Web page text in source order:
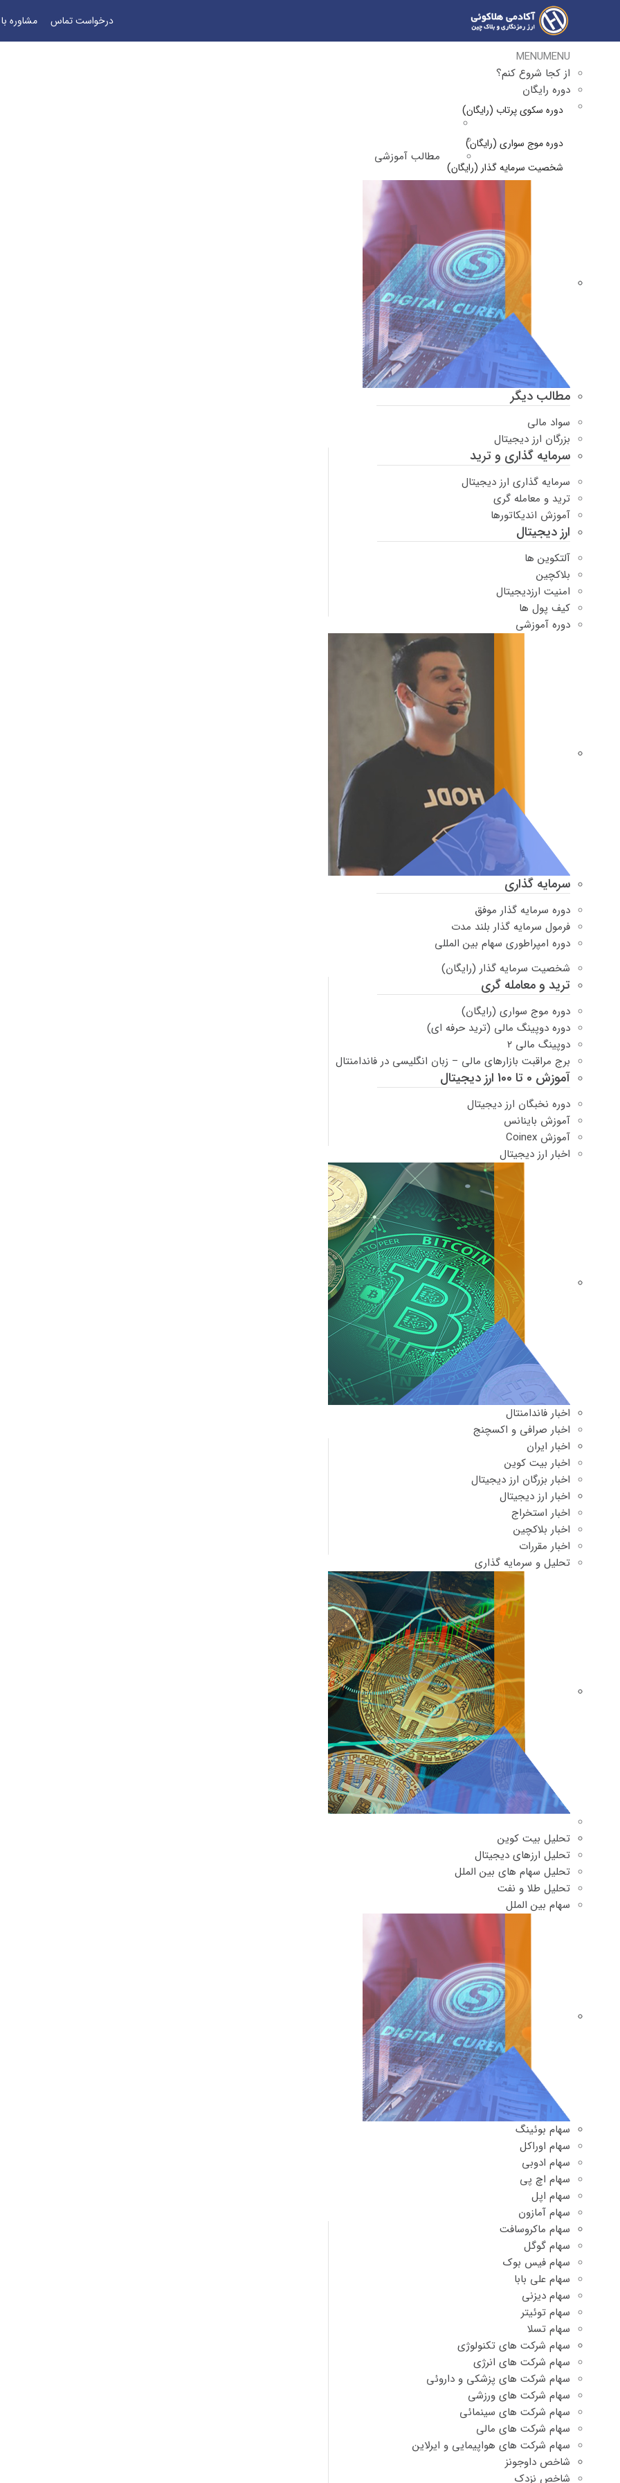
درخواست تماس مشاوره
MENUMENU
از کجا شروع کنم؟
دوره رایگان
دوره سکوی پرتاب (رایگان)
دوره موج سواری (رایگان)
شخصیت سرمایه گذار (رایگان)
مطالب آموزشی
مطالب دیگر
سواد مالی
بزرگان ارز دیجیتال
سرمایه گذاری و ترید
سرمایه گذاری ارز دیجیتال
ترید و معامله گری
آموزش اندیکاتورها
ارز دیجیتال
آلتکوین ها
بلاکچین
امنیت ارزدیجیتال
کیف پول ها
دوره‌ آموزشی
سرمایه گذاری
دوره سرمایه گذار موفق
فرمول سرمایه گذار بلند مدت
دوره امپراطوری سهام بین المللی
شخصیت سرمایه گذار (رایگان)
ترید و معامله گری
دوره موج سواری (رایگان)
دوره دوپینگ مالی (ترید حرفه ای)
دوپینگ مالی ۲
برج مراقبت بازارهای مالی – زبان انگلیسی در فاندامنتال
آموزش 0 تا 100 ارز دیجیتال
دوره نخبگان ارز دیجیتال
آموزش باینانس
آموزش Coinex
اخبار ارز دیجیتال
اخبار فاندامنتال
اخبار صرافی و اکسچنج
اخبار ایران
اخبار بیت کوین
اخبار بزرگان ارز دیجیتال
اخبار ارز دیجیتال
اخبار استخراج
اخبار بلاکچین
اخبار مقررات
تحلیل و سرمایه گذاری
تحلیل بیت کوین
تحلیل ارزهای دیجیتال
تحلیل سهام های بین الملل
تحلیل طلا و نفت
سهام بین الملل
سهام بوئینگ
سهام اوراکل
سهام ادوبی
سهام اچ پی
سهام اپل
سهام آمازون
سهام ماکروسافت
سهام گوگل
سهام فیس بوک
سهام علی بابا
سهام دیزنی
سهام توئیتر
سهام تسلا
سهام شرکت های تکنولوژی
سهام شرکت های انرژی
سهام شرکت های پزشکی و داروئی
سهام شرکت های ورزشی
سهام شرکت های سینمائی
سهام شرکت های مالی
سهام شرکت های هواپیمایی و ایرلاین
شاخص داوجونز
شاخص نزدک